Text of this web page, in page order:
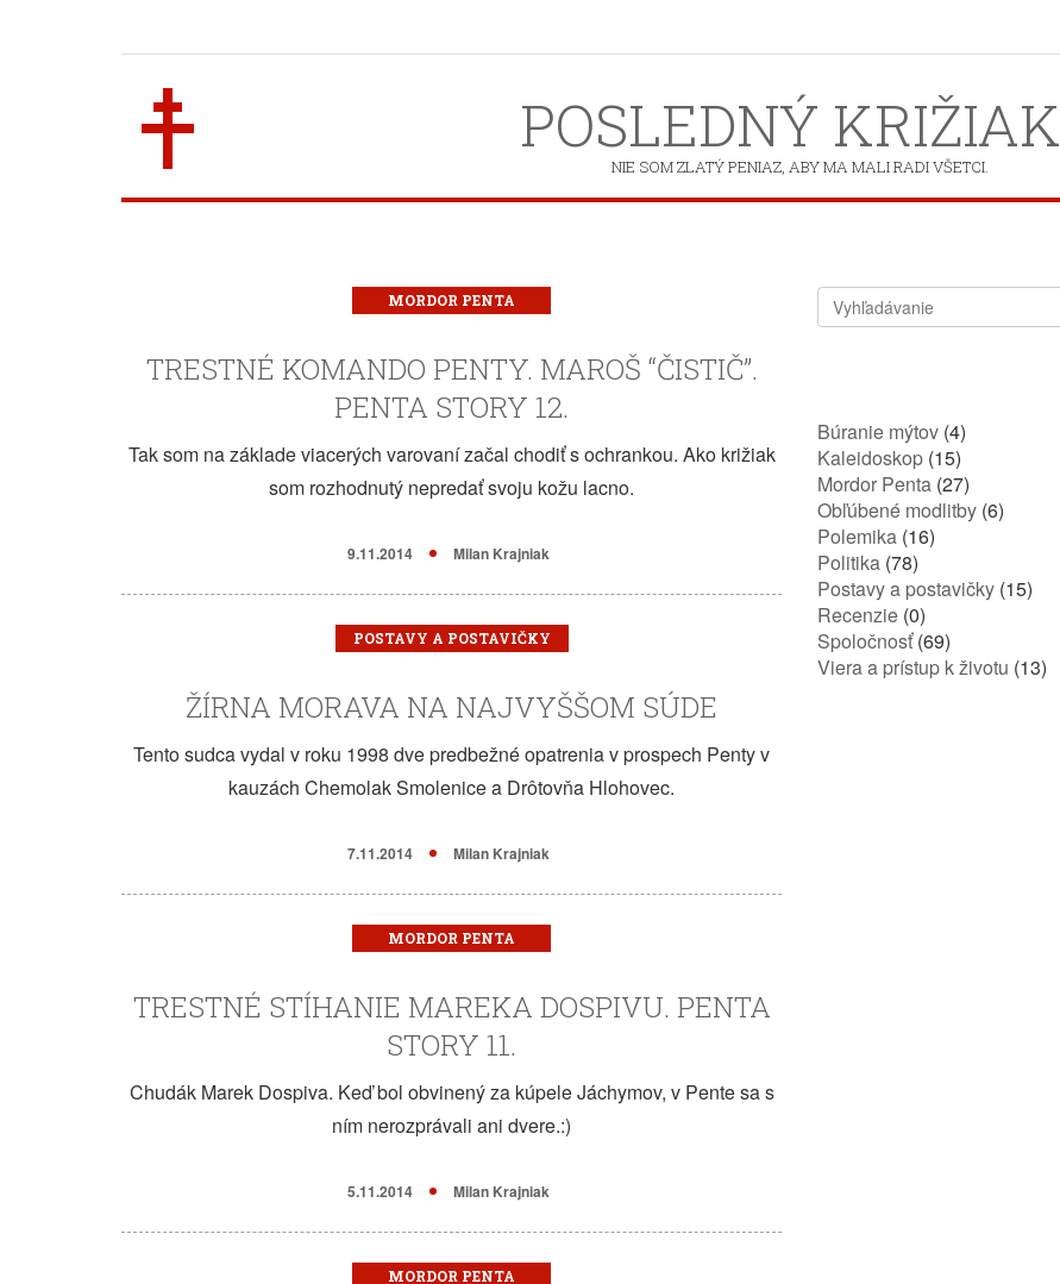
POSLEDNÝ KRIŽIAK
NIE SOM ZLATÝ PENIAZ, ABY MA MALI RADI VŠETCI.
MORDOR PENTA
TRESTNÉ KOMANDO PENTY. MAROŠ “ČISTIČ”.
PENTA STORY 12.
Tak som na základe viacerých varovaní začal chodiť s ochrankou. Ako križiak
som rozhodnutý nepredať svoju kožu lacno.
9.11.2014 Milan Krajniak
POSTAVY A POSTAVIČKY
ŽÍRNA MORAVA NA NAJVYŠŠOM SÚDE
Tento sudca vydal v roku 1998 dve predbežné opatrenia v prospech Penty v
kauzách Chemolak Smolenice a Drôtovňa Hlohovec.
7.11.2014 Milan Krajniak
MORDOR PENTA
TRESTNÉ STÍHANIE MAREKA DOSPIVU. PENTA
STORY 11.
Chudák Marek Dospiva. Keď bol obvinený za kúpele Jáchymov, v Pente sa s
ním nerozprávali ani dvere.:)
5.11.2014 Milan Krajniak
MORDOR PENTA
Búranie mýtov (4)
Kaleidoskop (15)
Mordor Penta (27)
Obľúbené modlitby (6)
Polemika (16)
Politika (78)
Postavy a postavičky (15)
Recenzie (0)
Spoločnosť(69)
Viera a prístup k životu (13)